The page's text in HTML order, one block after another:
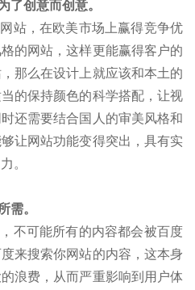
创意而创意。
，在欧美市场上赢得竞争优
的网站，这样更能赢得客户的
那么在设计上就应该和本土的
的保持颜色的科学搭配，让视
还需要结合国人的审美风格和
让网站功能变得突出，具有实
。
。
可能所有的内容都会被百度
来搜索你网站的内容，这本身
浪费，从而严重影响到用户体